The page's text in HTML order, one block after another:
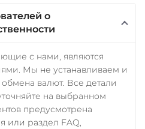
о
с нами, являются
Мы не устанавливаем и
валют. Все детали
на выбранном
предусмотрена
или раздел FAQ,